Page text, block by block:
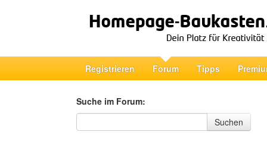
Registrieren Forum Tipps
Suche im Forum:
Suche im Forum
Suchen